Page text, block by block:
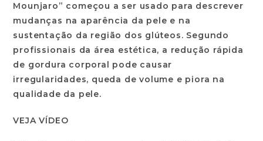
Mounjaro” começou a ser usado para descrever
mudanças na aparência da pele e na
sustentação da região dos glúteos. Segundo
profissionais da área estética, a redução rápida
de gordura corporal pode causar
irregularidades, queda de volume e piora na
qualidade da pele.
VEJA VÍDEO